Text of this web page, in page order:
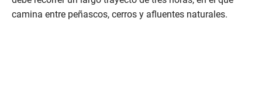
camina entre peñascos, cerros y afluentes naturales.